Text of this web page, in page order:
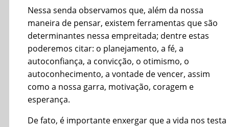
Nessa senda observamos que, além da nossa
maneira de pensar, existem ferramentas que são
determinantes nessa empreitada; dentre estas
poderemos citar: o planejamento, a fé, a
autoconfiança, a convicção, o otimismo, o
autoconhecimento, a vontade de vencer, assim
como a nossa garra, motivação, coragem e
esperança.
De fato, é importante enxergar que a vida nos testa